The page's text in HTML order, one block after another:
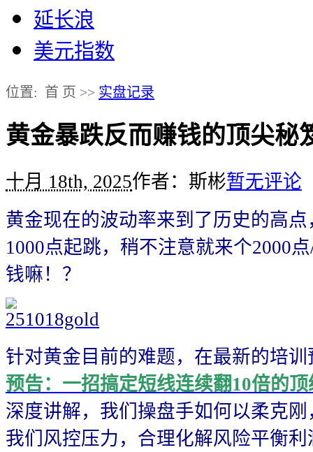
延长浪
美元指数
位置: 首 页 >> 实盘记录
黄金暴跌反而赚钱的顶尖秘
十月 18th, 2025作者：斯彬暂无评论
黄金现在的波动率来到了历史的高
1000点起跳，稍不注意就来个2000
钱嘛！？
针对黄金目前的难题，在最新的培
预告：一招搞定短线连续翻10倍的
深度讲解，我们操盘手如何以柔克
我们风控压力，合理化解风险平衡利